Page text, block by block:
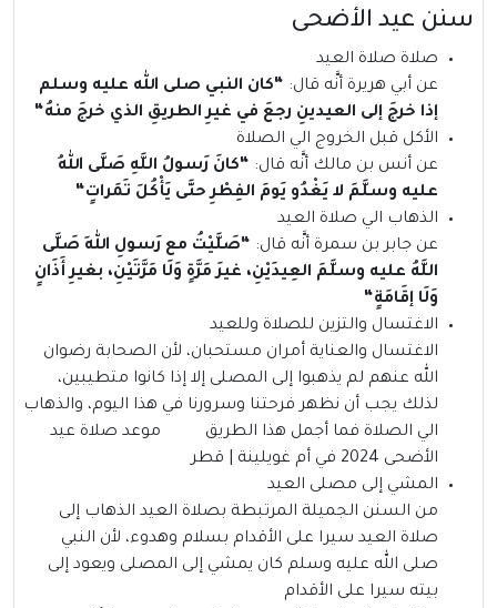
سنن عيد الأضحى
صلاة صلاة العيد
عن أبي هريرة أنَّه قال: “كان النبي صلى الله عليه وسلم
إذا خرجَ إلى العيدينِ رجعَ في غيرِ الطريقِ الذي خرجَ منهُ“
الأكل قبل الخروج الي الصلاة
عن أنس بن مالك أنَّه قال: “كانَ رَسولُ اللَّهِ صَلَّى اللهُ
عليه وسلَّمَ لا يَغْدُو يَومَ الفِطْرِ حتَّى يَأْكُلَ تَمَراتٍ“
الذهاب الي صلاة العيد
عن جابر بن سمرة أنَّه قال: “صَلَّيْتُ مع رَسولِ اللهِ صَلَّى
اللَّهُ عليه وسلَّمَ العِيدَيْنِ، غيرَ مَرَّةٍ وَلَا مَرَّتَيْنِ، بغيرِ أَذَانٍ
وَلَا إقَامَةٍ“
الاغتسال والتزين للصلاة وللعيد
الاغتسال والعناية أمران مستحبان، لأن الصحابة رضوان
الله عنهم لم يذهبوا إلى المصلى إلا إذا كانوا متطيبين،
لذلك يجب أن نظهر فرحتنا وسرورنا في هذا اليوم، والذهاب
الي الصلاة فما أجمل هذا الطريق موعد صلاة عيد
الأضحى 2024 في أم غويلينة | قطر
المشي إلى مصلى العيد
من السنن الجميلة المرتبطة بصلاة العيد الذهاب إلى
صلاة العيد سيرا على الأقدام بسلام وهدوء، لأن النبي
صلى الله عليه وسلم كان يمشي إلى المصلى ويعود إلى
بيته سيرا على الأقدام